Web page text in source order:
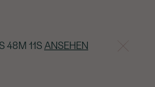
48M 10S ANSEHEN